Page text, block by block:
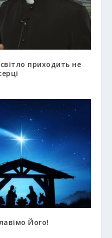
приходить не
Його!